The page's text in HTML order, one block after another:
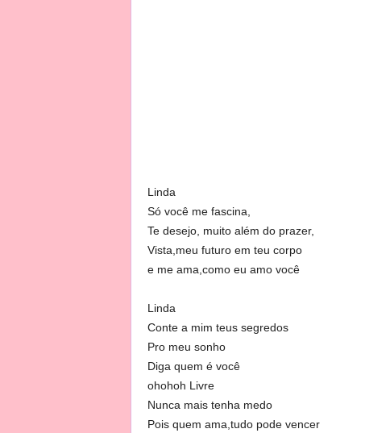
Linda
Só você me fascina,
Te desejo, muito além do prazer,
Vista,meu futuro em teu corpo
e me ama,como eu amo você
Linda
Conte a mim teus segredos
Pro meu sonho
Diga quem é você
ohohoh Livre
Nunca mais tenha medo
Pois quem ama,tudo pode vencer